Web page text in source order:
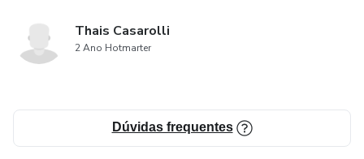
Thais Casarolli
2 Ano Hotmarter
Dúvidas frequentes